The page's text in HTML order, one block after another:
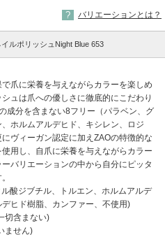
バリエーションとは？
ルポリッシュNight Blue 653
で爪に栄養を与えながらカラーを楽しめ
ュは爪への優しさに徹底的にこだわり
成分を含まない8フリー（パラベン、グ
ホルムアルデヒド、キシレン、ロジ
ヴィーガン認定に加えZAOの特徴的な
用し、自爪に栄養を与えながらカラー
バリエーションの中から自分にピッタ
酸ジブチル、トルエン、ホルムアルデ
ヒド樹脂、カンファー、不使用)
切含まない)
ません)